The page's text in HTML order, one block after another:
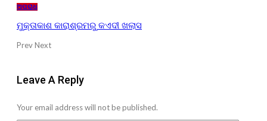
ଅପରାଧ
ମୁକ୍ତାକାଶ କାରାଶ୍ରମରୁ କଏଦୀ ଖଲାସ
PrevNext
Leave A Reply
Your email address will not be published.